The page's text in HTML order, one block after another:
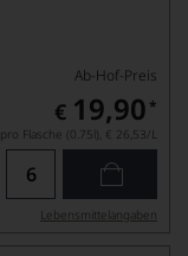
Ab-Hof-Preis
€ 19,90 *
pro Flasche (0.75l), € 26,53/L
Lebensmittel­angaben